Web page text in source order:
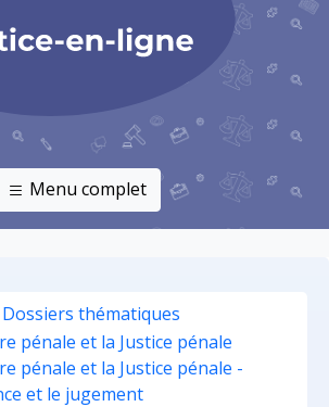
Menu complet
Dossiers thématiques
pénale et la Justice pénale
pénale et la Justice pénale -
et le jugement